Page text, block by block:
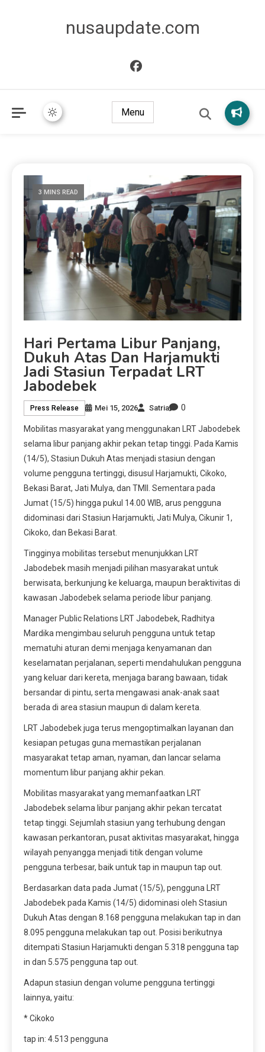
nusaupdate.com
Menu
3 MINS READ
Hari Pertama Libur Panjang,
Dukuh Atas Dan Harjamukti
Jadi Stasiun Terpadat LRT
Jabodebek
Press Release Mei 15, 2026 Satria 0
Mobilitas masyarakat yang menggunakan LRT Jabodebek
selama libur panjang akhir pekan tetap tinggi. Pada Kamis
(14/5), Stasiun Dukuh Atas menjadi stasiun dengan
volume pengguna tertinggi, disusul Harjamukti, Cikoko,
Bekasi Barat, Jati Mulya, dan TMII. Sementara pada
Jumat (15/5) hingga pukul 14.00 WIB, arus pengguna
didominasi dari Stasiun Harjamukti, Jati Mulya, Cikunir 1,
Cikoko, dan Bekasi Barat.
Tingginya mobilitas tersebut menunjukkan LRT
Jabodebek masih menjadi pilihan masyarakat untuk
berwisata, berkunjung ke keluarga, maupun beraktivitas di
kawasan Jabodebek selama periode libur panjang.
Manager Public Relations LRT Jabodebek, Radhitya
Mardika mengimbau seluruh pengguna untuk tetap
mematuhi aturan demi menjaga kenyamanan dan
keselamatan perjalanan, seperti mendahulukan pengguna
yang keluar dari kereta, menjaga barang bawaan, tidak
bersandar di pintu, serta mengawasi anak-anak saat
berada di area stasiun maupun di dalam kereta.
LRT Jabodebek juga terus mengoptimalkan layanan dan
kesiapan petugas guna memastikan perjalanan
masyarakat tetap aman, nyaman, dan lancar selama
momentum libur panjang akhir pekan.
Mobilitas masyarakat yang memanfaatkan LRT
Jabodebek selama libur panjang akhir pekan tercatat
tetap tinggi. Sejumlah stasiun yang terhubung dengan
kawasan perkantoran, pusat aktivitas masyarakat, hingga
wilayah penyangga menjadi titik dengan volume
pengguna terbesar, baik untuk tap in maupun tap out.
Berdasarkan data pada Jumat (15/5), pengguna LRT
Jabodebek pada Kamis (14/5) didominasi oleh Stasiun
Dukuh Atas dengan 8.168 pengguna melakukan tap in dan
8.095 pengguna melakukan tap out. Posisi berikutnya
ditempati Stasiun Harjamukti dengan 5.318 pengguna tap
in dan 5.575 pengguna tap out.
Adapun stasiun dengan volume pengguna tertinggi
lainnya, yaitu:
* Cikoko
tap in: 4.513 pengguna